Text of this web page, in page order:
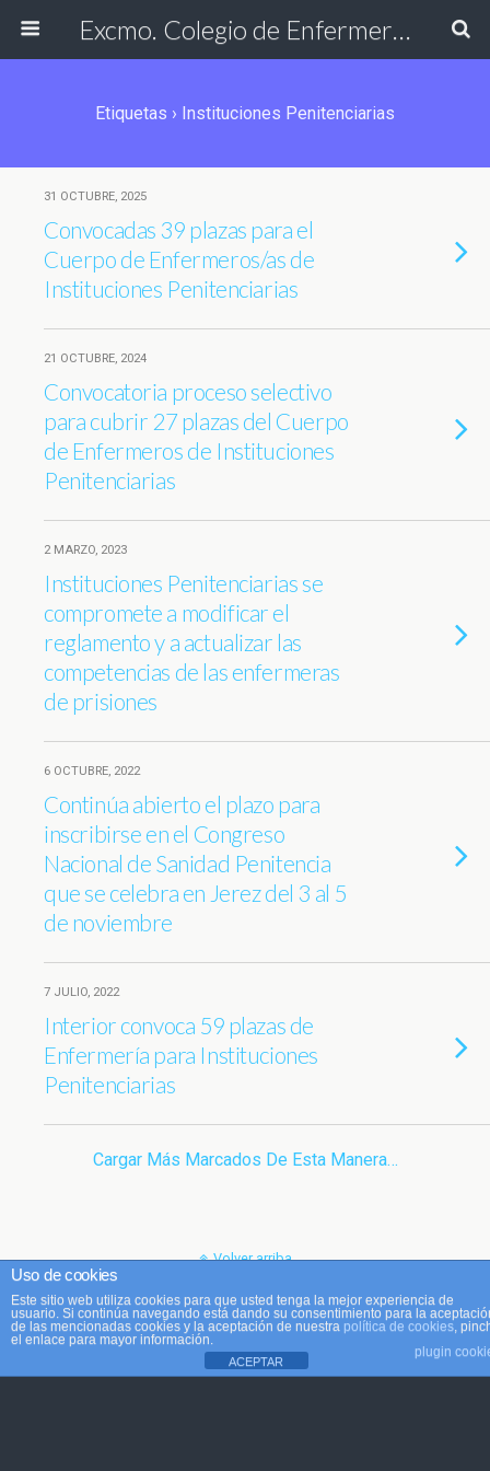
Excmo. Colegio de Enfermería de Cádiz
Etiquetas › Instituciones Penitenciarias
31 OCTUBRE, 2025
Convocadas 39 plazas para el
Cuerpo de Enfermeros/as de
Instituciones Penitenciarias
21 OCTUBRE, 2024
Convocatoria proceso selectivo
para cubrir 27 plazas del Cuerpo
de Enfermeros de Instituciones
Penitenciarias
2 MARZO, 2023
Instituciones Penitenciarias se
compromete a modificar el
reglamento y a actualizar las
competencias de las enfermeras
de prisiones
6 OCTUBRE, 2022
Continúa abierto el plazo para
inscribirse en el Congreso
Nacional de Sanidad Penitencia
que se celebra en Jerez del 3 al 5
de noviembre
7 JULIO, 2022
Interior convoca 59 plazas de
Enfermería para Instituciones
Penitenciarias
Cargar Más Marcados De Esta Manera…
Volver arriba
Móvil Escritorio
Uso de cookies
Este sitio web utiliza cookies para que usted tenga la mejor experiencia de
usuario. Si continúa navegando está dando su consentimiento para la
de las mencionadas cookies y la aceptación de nuestra política de cookies,
el enlace para mayor información.
plugin
ACEPTAR